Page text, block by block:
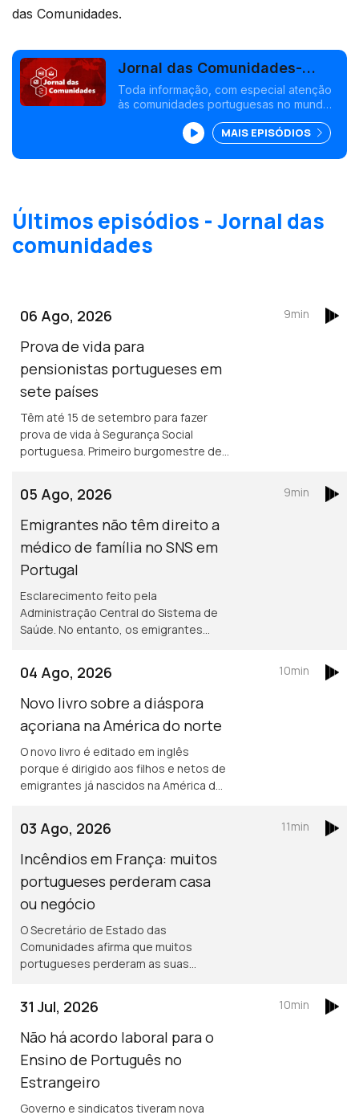
das Comunidades.
Jornal das Comunidades-
Edição Paula Machado
Toda informação, com especial atenção
às comunidades portuguesas no mundo,
MAIS EPISÓDIOS
Últimos episódios - Jornal das
comunidades
06 Ago, 2026
Prova de vida para
pensionistas portugueses em
sete países
Têm até 15 de setembro para fazer
prova de vida à Segurança Social
portuguesa. Primeiro burgomestre de
para além de 2029.
9min
05 Ago, 2026
Emigrantes não têm direito a
médico de família no SNS em
Portugal
Esclarecimento feito pela
Administração Central do Sistema de
Saúde. No entanto, os emigrantes
9min
04 Ago, 2026
Novo livro sobre a diáspora
açoriana na América do norte
O novo livro é editado em inglês
porque é dirigido aos filhos e netos de
emigrantes já nascidos na América do
durante uma semana, por causa dos
incêndios.
10min
03 Ago, 2026
Incêndios em França: muitos
portugueses perderam casa
ou negócio
O Secretário de Estado das
Comunidades afirma que muitos
portugueses perderam as suas
prejuizos.
11min
31 Jul, 2026
Não há acordo laboral para o
Ensino de Português no
Estrangeiro
Governo e sindicatos tiveram nova
10min